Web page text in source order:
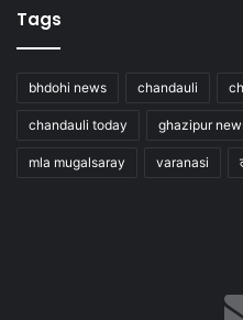
Tags
bhdohi news chandauli
chandauli today ghazipur
mla mugalsaray varanasi